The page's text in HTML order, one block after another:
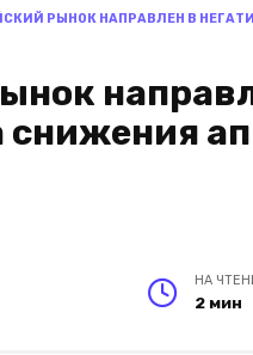
РЫНОК НАПРАВЛЕН В
снижения
НА
2 мин